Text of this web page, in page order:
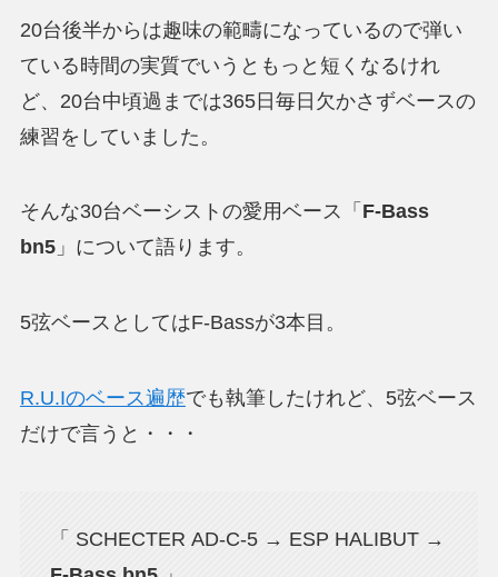
20台後半からは趣味の範疇になっているので弾い
ている時間の実質でいうともっと短くなるけれ
ど、20台中頃過までは365日毎日欠かさずベースの
練習をしていました。
そんな30台ベーシストの愛用ベース「 F-Bass
bn5」について語ります。
5弦ベースとしてはF-Bassが3本目。
R.U.Iのベース遍歴でも執筆したけれど、5弦ベース
だけで言うと・・・
「 SCHECTER AD-C-5 → ESP HALIBUT →